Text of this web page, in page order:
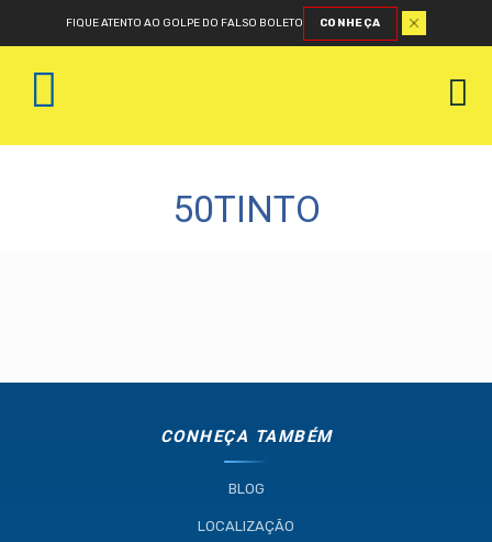
FIQUE ATENTO AO GOLPE DO FALSO BOLETO CONHEÇA
50TINTO
CONHEÇA TAMBÉM
BLOG
LOCALIZAÇÃO